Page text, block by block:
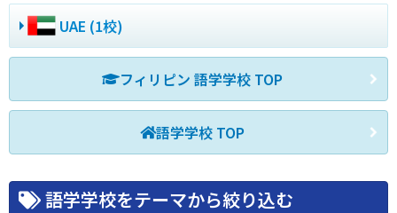
UAE (1校)
フィリピン 語学学校 TOP
語学学校 TOP
語学学校をテーマから絞り込む